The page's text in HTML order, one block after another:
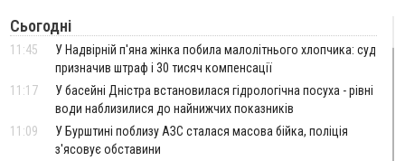
Сьогодні
11:45
У Надвірній п'яна жінка побила малолітнього хлопчика: суд
призначив штраф і 30 тисяч компенсації
11:17
У басейні Дністра встановилася гідрологічна посуха - рівні
води наблизилися до найнижчих показників
11:09
У Бурштині поблизу АЗС сталася масова бійка, поліція
з'ясовує обставини